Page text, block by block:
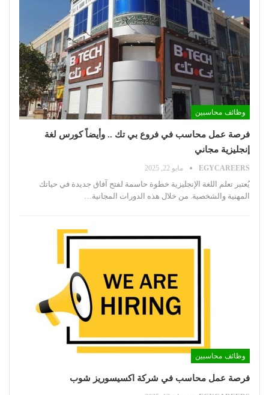
وظائف محاسبين
فرصة عمل محاسب في فروع بي تك .. وأيضاً كورس لغة
إنجليزية مجاني
EGYCAREERS مايو 22, 2025
يُعتبر تعلم اللغة الإنجليزية خطوة حاسمة لفتح آفاق جديدة في حياتك
المهنية والشخصية. من خلال هذه الدورات المجانية
وظائف محاسبين
فرصة عمل محاسب في شركة اكسيسوريز شوب